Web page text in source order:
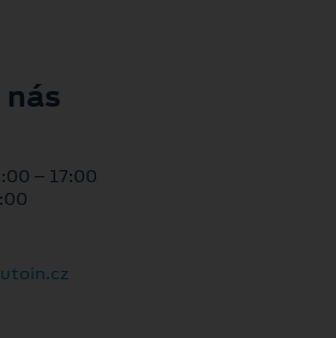
– 17:00